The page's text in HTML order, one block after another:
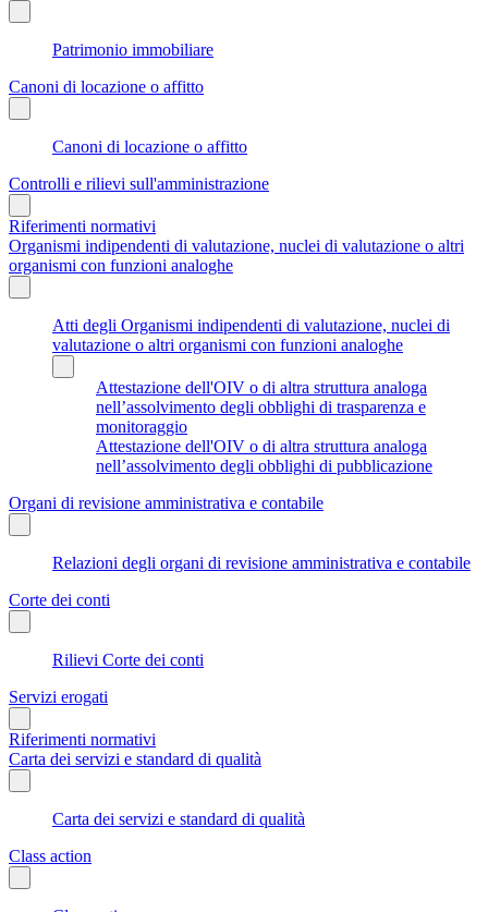
Patrimonio immobiliare
Canoni di locazione o affitto
Canoni di locazione o affitto
Controlli e rilievi sull'amministrazione
Riferimenti normativi
Organismi indipendenti di valutazione, nuclei di valutazione o altri
organismi con funzioni analoghe
Atti degli Organismi indipendenti di valutazione, nuclei di
valutazione o altri organismi con funzioni analoghe
Attestazione dell'OIV o di altra struttura analoga
nell’assolvimento degli obblighi di trasparenza e
monitoraggio
Attestazione dell'OIV o di altra struttura analoga
nell’assolvimento degli obblighi di pubblicazione
Organi di revisione amministrativa e contabile
Relazioni degli organi di revisione amministrativa e contabile
Corte dei conti
Rilievi Corte dei conti
Servizi erogati
Riferimenti normativi
Carta dei servizi e standard di qualità
Carta dei servizi e standard di qualità
Class action